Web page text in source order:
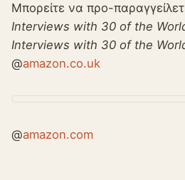
Μπορείτε να προ-
Interviews with 30 of the
Interviews with 30 of the
@amazon.co.uk
@amazon.com